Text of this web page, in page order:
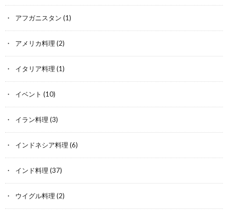
アフガニスタン (1)
アメリカ料理 (2)
イタリア料理 (1)
イベント (10)
イラン料理 (3)
インドネシア料理 (6)
インド料理 (37)
ウイグル料理 (2)